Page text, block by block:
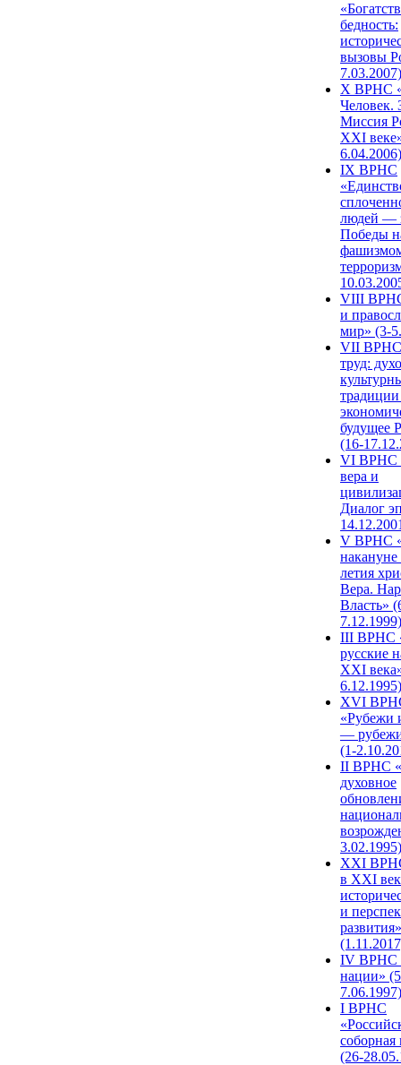
бедность:
вызовы
7.03.2007)
X ВРНС
Человек.
Миссия
XXI
6.04.2006)
IX ВРНС
людей —
Победы
VIII
и
мир» (3-
VII ВРНС
труд:
будущее
(16-
VI ВРНС
вера и
Диалог
V ВРНС
накануне
летия
Вера.
Власть»
7.12.1999)
III ВРНС
русские
XXI
6.12.1995)
XVI
«Рубежи
—
(1-
II ВРНС
духовное
3.02.1995)
XХI
в XXI
и
развития»
IV ВРНС
нации»
7.06.1997)
I ВРНС
(26-